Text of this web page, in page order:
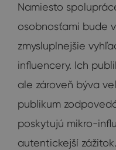
Namiesto
osobnosťami bude
zmysluplnejšie
influencery. Ich
ale zároveň býva
publikum
poskytujú mikro-
autentickejší zážitok.